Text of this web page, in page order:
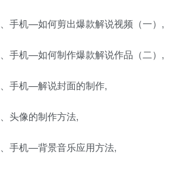
手机—如何剪出爆款解说视频（一）,
手机—如何制作爆款解说作品（二）,
手机—解说封面的制作,
头像的制作方法,
手机—背景音乐应用方法,